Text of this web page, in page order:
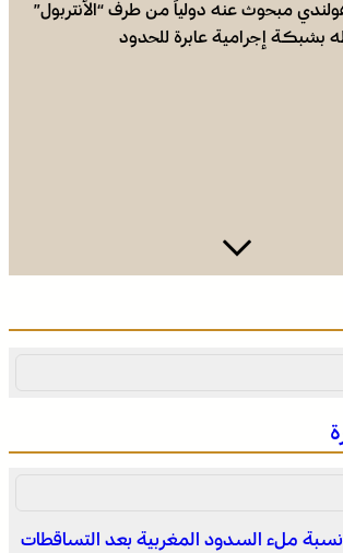
مبحوث عنه دولياً من طرف “الأنتربول”
بشبكة إجرامية عابرة للحدود
استثنائي .. ارتفاع الإقبال ينعش القطاع
نسبة ملء السدود المغربية بعد التساقطات